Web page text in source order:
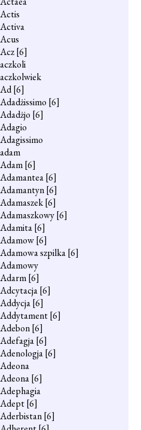
Actis
Activa
Acus
Acz[6]
aczkoli
aczkolwiek
Ad[6]
Adadżissimo [6]
Adadżjo [6]
Adagio
Adagissimo
adam
Adam[6]
Adamantea[6]
Adamantyn[6]
Adamaszek[6]
Adamaszkowy[6]
Adamita[6]
Adamow[6]
Adamowa szpilka[6]
Adamowy
Adarm[6]
Adcytacja[6]
Addycja[6]
Addytament[6]
Adebon[6]
Adefagja[6]
Adenologja[6]
Adeona
Adeona[6]
Adephagia
Adept[6]
Aderbistan[6]